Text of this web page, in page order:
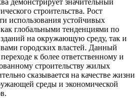
строительства. Рост
использования устойчивых
глобальными тенденциями по
на окружающую среду, так и
городских властей. Данный
к более ответственному и
строительству жилых
сказывается на качестве жизни
среды и экономической